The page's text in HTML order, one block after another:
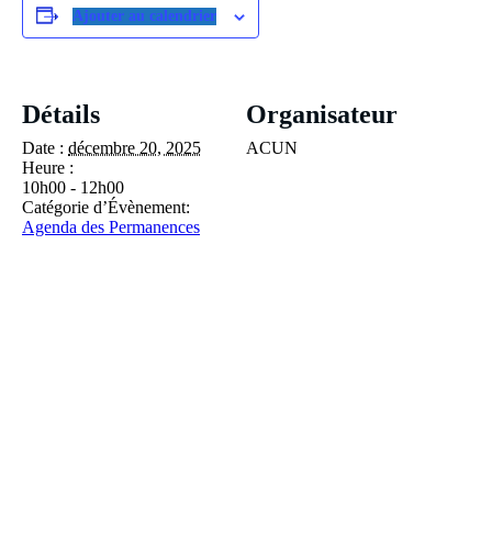
Ajouter au calendrier
Détails
Date : décembre 20, 2025
Heure :
10h00 - 12h00
Catégorie d’Évènement:
Agenda des Permanences
Organisateur
ACUN